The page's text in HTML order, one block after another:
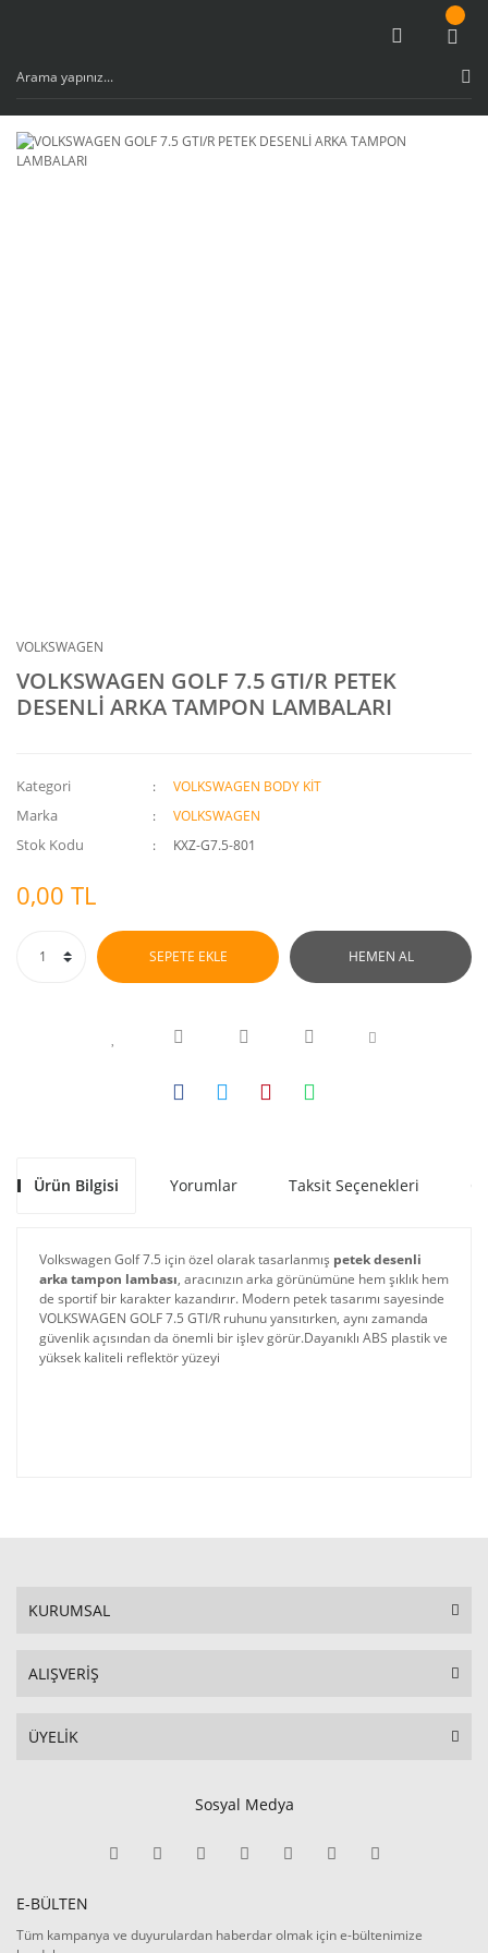
VOLKSWAGEN
VOLKSWAGEN GOLF 7.5 GTI/R PETEK
DESENLİ ARKA TAMPON LAMBALARI
Kategori VOLKSWAGEN BODY KİT
Marka VOLKSWAGEN
Stok Kodu KXZ-G7.5-801
0,00 TL
SEPETE EKLE HEMEN AL
Ürün Bilgisi Yorumlar Taksit Seçenekleri
Volkswagen Golf 7.5 için özel olarak tasarlanmış petek desenli
arka tampon lambası, aracınızın arka görünümüne hem şıklık hem
de sportif bir karakter kazandırır. Modern petek tasarımı sayesinde
VOLKSWAGEN GOLF 7.5 GTI/R ruhunu yansıtırken, aynı zamanda
güvenlik açısından da önemli bir işlev görür.Dayanıklı ABS plastik ve
yüksek kaliteli reflektör yüzeyi
KURUMSAL
ALIŞVERİŞ
ÜYELİK
Sosyal Medya
E-BÜLTEN
Tüm kampanya ve duyurulardan haberdar olmak için e-bültenimize